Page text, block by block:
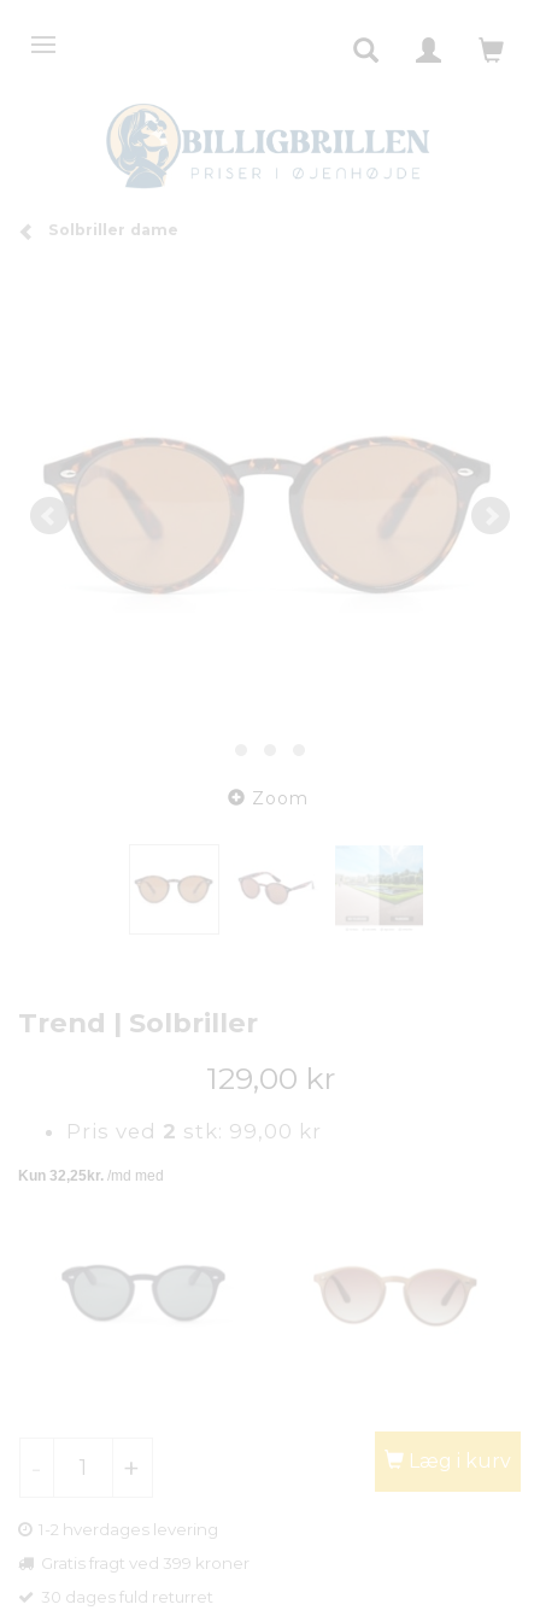
Solbriller dame
Zoom
Trend | Solbriller
129,00 kr
Pris ved 2 stk: 99,00 kr
Læg i kurv
1-2 hverdages levering
Gratis fragt ved 399 kroner
30 dages fuld returret